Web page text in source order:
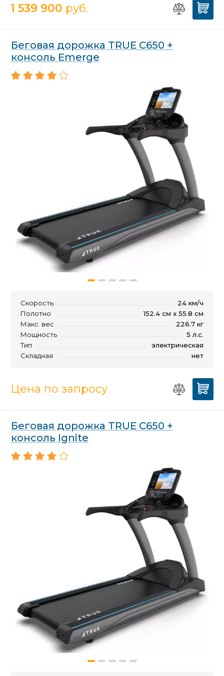
1 539 900 руб.
Беговая дорожка TRUE C650 +
консоль Emerge
Скорость
24 км/ч
Полотно
152.4 см x 55.8 см
Макс. вес
226.7 кг
Мощность
5 л.с.
Тип
электрическая
Складная
нет
Цена по запросу
Беговая дорожка TRUE C650 +
консоль Ignite